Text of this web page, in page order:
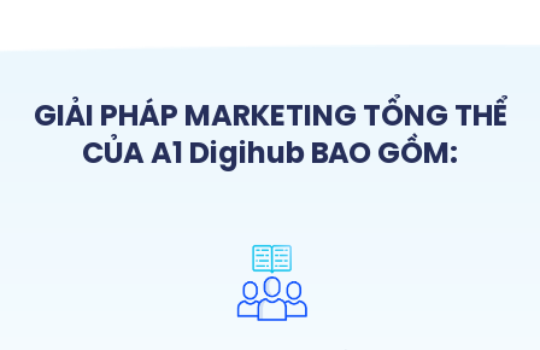
GIẢI PHÁP MARKETING TỔNG THỂ
CỦA A1 Digihub BAO GỒM: